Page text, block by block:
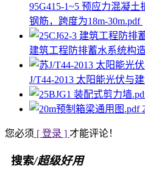
95G415-1~5 预应力混凝
钢筋，跨度为18m-30m.pdf
建筑工程防排蓄水系统构
J/T44-2013 太阳能光伏与
您必须 [ 登录 ] 才能评论！
搜索/超级好用